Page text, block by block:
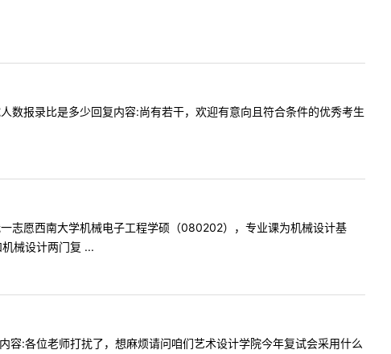
报录比是多少回复内容:尚有若干，欢迎有意向且符合条件的优秀考生
愿西南大学机械电子工程学硕（080202），专业课为机械设计基
械设计两门复 ...
:各位老师打扰了，想麻烦请问咱们艺术设计学院今年复试会采用什么